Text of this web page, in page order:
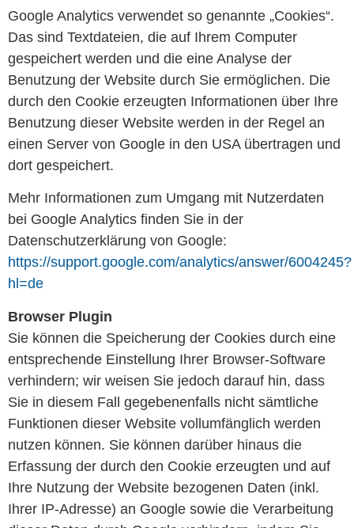
Google Analytics verwendet so genannte „Cookies“.
Das sind Textdateien, die auf Ihrem Computer
gespeichert werden und die eine Analyse der
Benutzung der Website durch Sie ermöglichen. Die
durch den Cookie erzeugten Informationen über Ihre
Benutzung dieser Website werden in der Regel an
einen Server von Google in den USA übertragen und
dort gespeichert.
Mehr Informationen zum Umgang mit Nutzerdaten
bei Google Analytics finden Sie in der
Datenschutzerklärung von Google:
https://support.google.com/analytics/answer/6004245?
hl=de
Browser Plugin
Sie können die Speicherung der Cookies durch eine
entsprechende Einstellung Ihrer Browser-Software
verhindern; wir weisen Sie jedoch darauf hin, dass
Sie in diesem Fall gegebenenfalls nicht sämtliche
Funktionen dieser Website vollumfänglich werden
nutzen können. Sie können darüber hinaus die
Erfassung der durch den Cookie erzeugten und auf
Ihre Nutzung der Website bezogenen Daten (inkl.
Ihrer IP-Adresse) an Google sowie die Verarbeitung